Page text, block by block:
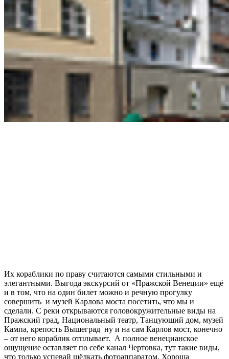
Их кораблики по праву считаются самыми стильными и
элегантными. Выгода экскурсий от «Пражской Венеции» ещё
и в том, что на один билет можно и речную прогулку
совершить и музей Карлова моста посетить, что мы и
сделали. С реки открываются головокружительные виды на
Пражский град, Национальный театр, Танцующий дом, музей
Кампа, крепость Вышеград ну и на сам Карлов мост, конечно
– от него кораблик отплывает. А полное венецианское
ощущение оставляет по себе канал Чертовка, тут такие виды,
что только успевай щёлкать фотоаппаратом. Хороша